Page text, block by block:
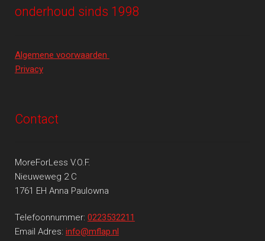
onderhoud sinds 1998
Algemene voorwaarden
Privacy
Contact
MoreForLess V.O.F.
Nieuweweg 2 C
1761 EH Anna Paulowna
Telefoonnummer: 0223532211
Email Adres: info@mflap.nl